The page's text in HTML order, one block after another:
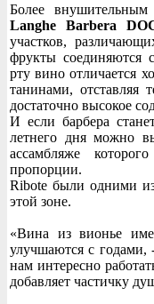
Более
Langhe Barbera
участков,
фрукты соединяются
рту вино отличается
танинами, отставляя
достаточно высокое
И если барбера
летнего дня можно
ассамбляже
пропорции.
Ribote были одними
этой зоне.
«Вина из вионье
улучшаются с
нам интересно
добавляет частичку